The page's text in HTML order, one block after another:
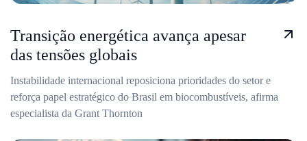
Transição energética avança apesar
das tensões globais
Instabilidade internacional reposiciona prioridades do setor e
reforça papel estratégico do Brasil em biocombustíveis, afirma
especialista da Grant Thornton